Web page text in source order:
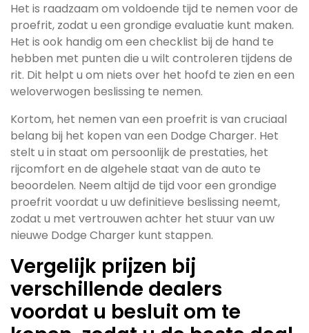
Het is raadzaam om voldoende tijd te nemen voor de
proefrit, zodat u een grondige evaluatie kunt maken.
Het is ook handig om een checklist bij de hand te
hebben met punten die u wilt controleren tijdens de
rit. Dit helpt u om niets over het hoofd te zien en een
weloverwogen beslissing te nemen.
Kortom, het nemen van een proefrit is van cruciaal
belang bij het kopen van een Dodge Charger. Het
stelt u in staat om persoonlijk de prestaties, het
rijcomfort en de algehele staat van de auto te
beoordelen. Neem altijd de tijd voor een grondige
proefrit voordat u uw definitieve beslissing neemt,
zodat u met vertrouwen achter het stuur van uw
nieuwe Dodge Charger kunt stappen.
Vergelijk prijzen bij
verschillende dealers
voordat u besluit om te